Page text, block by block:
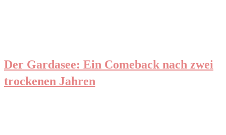
Der Gardasee: Ein Comeback nach zwei
trockenen Jahren